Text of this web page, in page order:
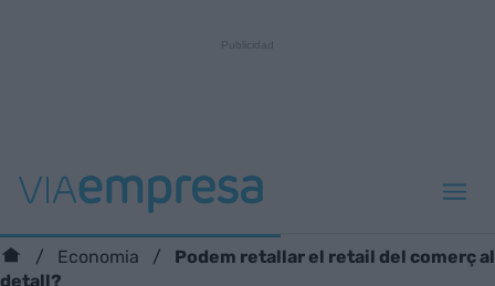
Economia
Podem retallar el retail del comerç al
detall?